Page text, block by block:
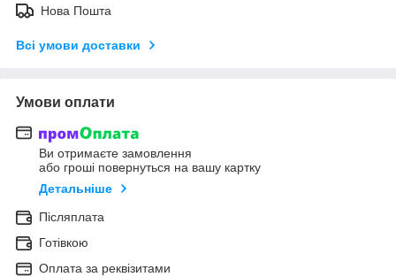
Нова Пошта
Всі умови доставки
Умови оплати
Ви отримаєте замовлення
або гроші повернуться на вашу картку
Детальніше
Післяплата
Готівкою
Оплата за реквізитами